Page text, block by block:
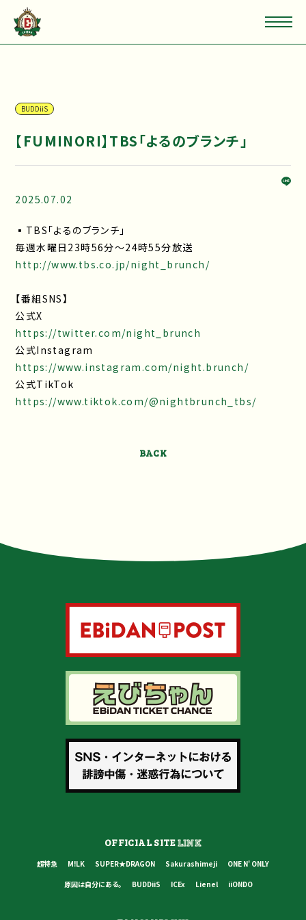
BUDDiiS
【FUMINORI】TBS「よるのブランチ」
2025.07.02
▪TBS「よるのブランチ」
毎週水曜日23時56分～24時55分放送
http://www.tbs.co.jp/night_brunch/
【番組SNS】
公式X
https://twitter.com/night_brunch
公式Instagram
https://www.instagram.com/night.brunch/
公式TikTok
https://www.tiktok.com/@nightbrunch_tbs/
BACK
OFFICIAL SITELINK
超特急 M!LK SUPER★DRAGON Sakurashimeji
ONE N' ONLY
原因は自分にある。
BUDDiiS ICEx Lienel iiONDO